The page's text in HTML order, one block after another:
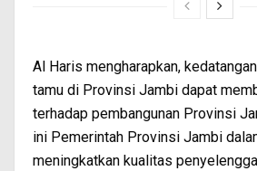
Al Haris mengharapkan,
tamu di Provinsi Jambi dapat
terhadap pembangunan Provinsi
ini Pemerintah Provinsi Jambi
meningkatkan kualitas